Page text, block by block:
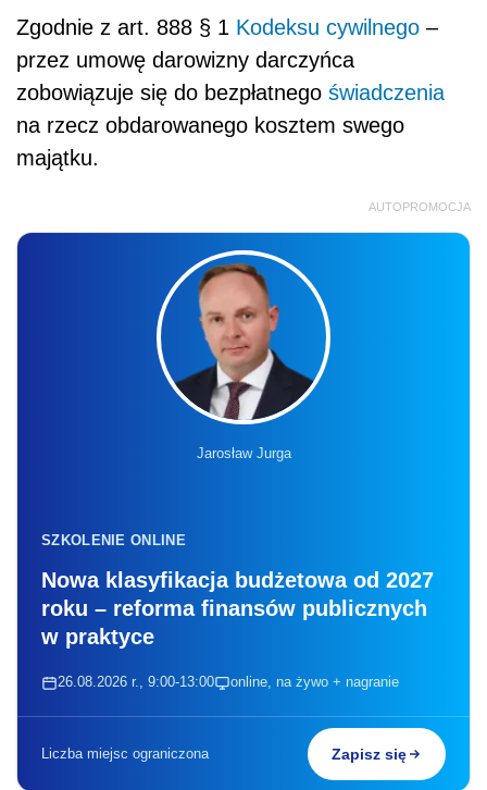
Zgodnie z art. 888 § 1 Kodeksu cywilnego –
przez umowę darowizny darczyńca
zobowiązuje się do bezpłatnego świadczenia
na rzecz obdarowanego kosztem swego
majątku.
AUTOPROMOCJA
Jarosław Jurga
SZKOLENIE ONLINE
Nowa klasyfikacja budżetowa od 2027
roku – reforma finansów publicznych
w praktyce
26.08.2026 r., 9:00-13:00 online, na żywo + nagranie
Liczba miejsc ograniczona Zapisz się